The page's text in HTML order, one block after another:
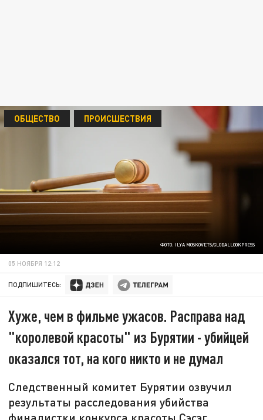
ФОТО: ILYA MOSKOVETS/GLOBALLOOKPRESS
ОБЩЕСТВО ПРОИСШЕСТВИЯ
05 НОЯБРЯ 12:12
ПОДПИШИТЕСЬ:
Хуже, чем в фильме ужасов. Расправа над
"королевой красоты" из Бурятии - убийцей
оказался тот, на кого никто и не думал
Следственный комитет Бурятии озвучил
результаты расследования убийства
финалистки конкурса красоты Сэсэг